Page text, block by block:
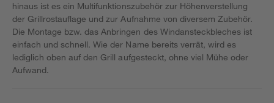
hinaus ist es ein Multifunktionszubehör zur Höhenverstellung
der Grillrostauflage und zur Aufnahme von diversem Zubehör.
Die Montage bzw. das Anbringen des Windansteckbleches ist
einfach und schnell. Wie der Name bereits verrät, wird es
lediglich oben auf den Grill aufgesteckt, ohne viel Mühe oder
Aufwand.